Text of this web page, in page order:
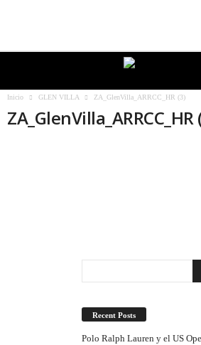
Inicio GLEN VILLA ZA_GlenVilla_ARRCC_HR (3)
ZA_GlenVilla_ARRCC_HR
Recent Posts
Polo Ralph Lauren y el US